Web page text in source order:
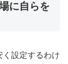
に自らを
く設定するわけ